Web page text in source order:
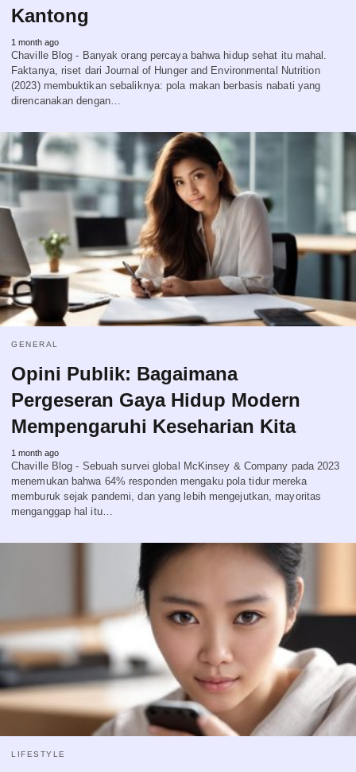
Kantong
1 month ago
Chaville Blog - Banyak orang percaya bahwa hidup sehat itu mahal.
Faktanya, riset dari Journal of Hunger and Environmental Nutrition
(2023) membuktikan sebaliknya: pola makan berbasis nabati yang
direncanakan dengan…
GENERAL
Opini Publik: Bagaimana
Pergeseran Gaya Hidup Modern
Mempengaruhi Keseharian Kita
1 month ago
Chaville Blog - Sebuah survei global McKinsey & Company pada 2023
menemukan bahwa 64% responden mengaku pola tidur mereka
memburuk sejak pandemi, dan yang lebih mengejutkan, mayoritas
menganggap hal itu…
LIFESTYLE